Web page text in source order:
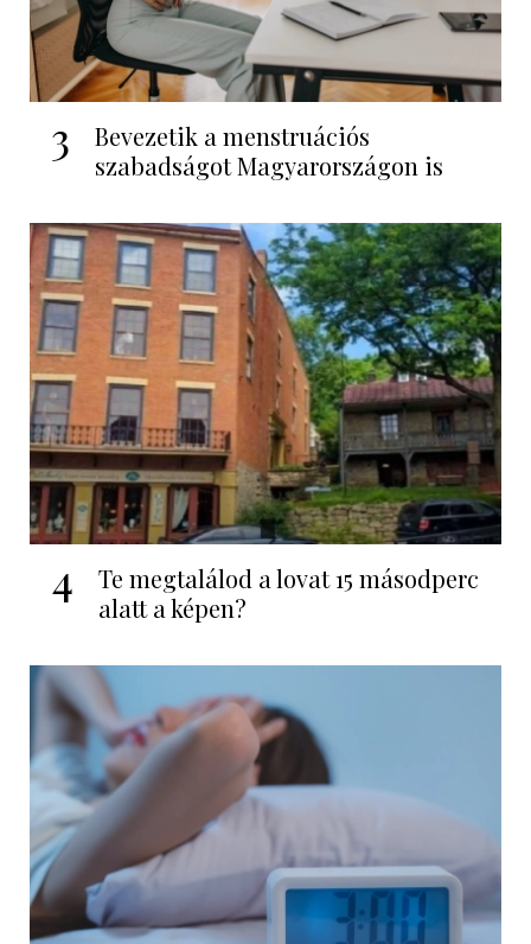
3
Bevezetik a menstruációs
szabadságot Magyarországon is
4
Te megtalálod a lovat 15 másodperc
alatt a képen?